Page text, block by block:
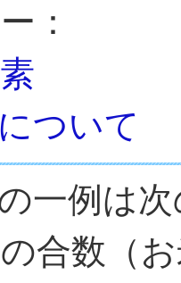
：
ついて
一例は
合数（